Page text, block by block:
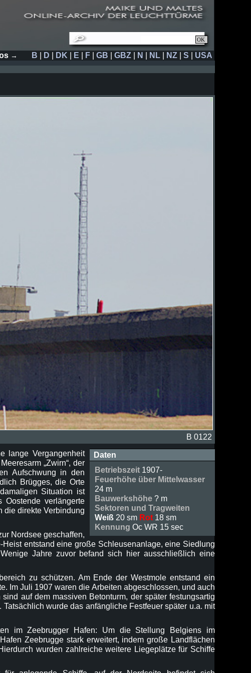
→ B D DK E F GB GBZ N NL NZ S USA
B 0122
Daten
Betriebszeit 1907-
Feuerhöhe über Mittelwasser
24 m
Bauwerkshöhe ? m
Sektoren und Tragweiten
Weiß 20 sm Rot 18 sm
Kennung Oc WR 15 sec
lange Vergangenheit
„Zwirn“, der
Aufschwung in den
Brügges, die Orte
Situation ist
verlängerte
die direkte Verbindung
Nordsee geschaffen,
entstand eine große Schleusenanlage, eine Siedlung
Jahre zuvor befand sich hier ausschließlich eine
zu schützen. Am Ende der Westmole entstand ein
Im Juli 1907 waren die Arbeiten abgeschlossen, und auch
auf dem massiven Betonturm, der später festungsartig
wurde das anfängliche Festfeuer später u.a. mit
im Zeebrugger Hafen: Um die Stellung Belgiens im
Zeebrugge stark erweitert, indem große Landflächen
wurden zahlreiche weitere Liegeplätze für Schiffe